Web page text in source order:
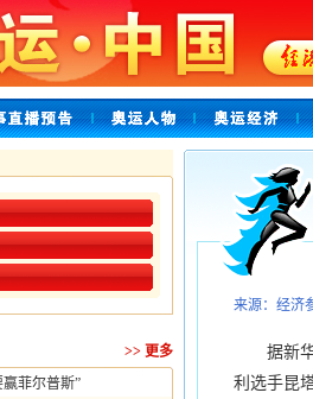
>> 更多
菲尔普斯”
来源：经济
据新华
利选手昆